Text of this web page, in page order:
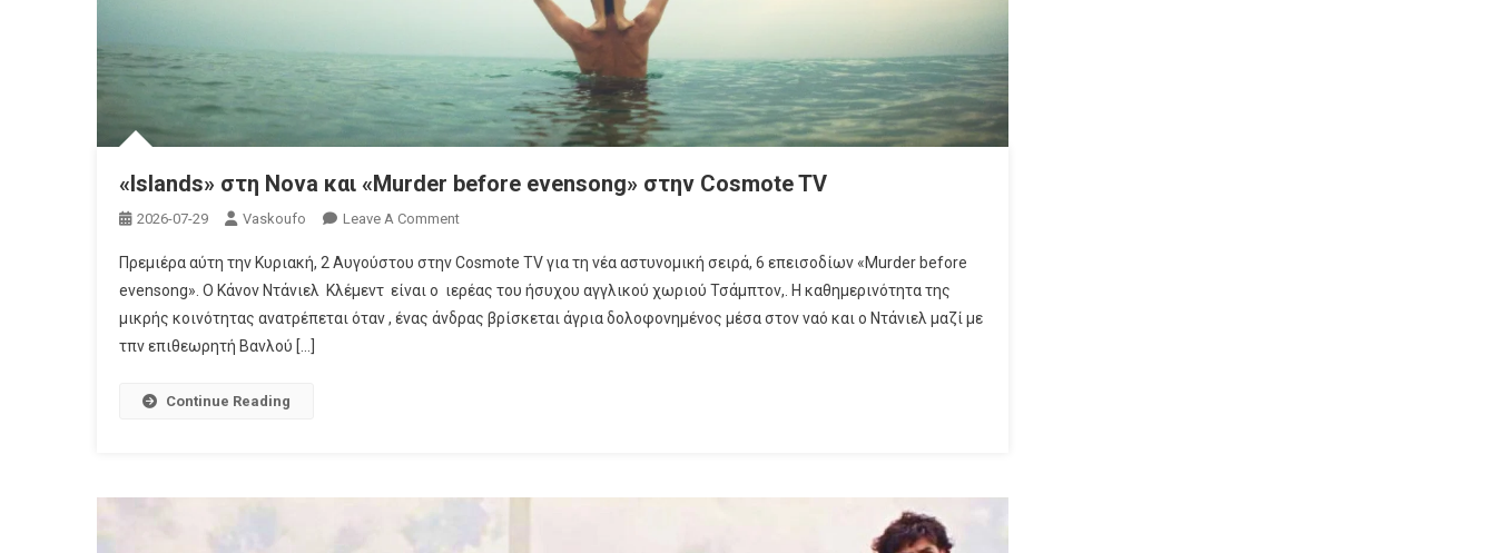
TV
«Islands» στη Nova και «Murder before evensong» στην Cosmote TV
2026-07-29 Vaskoufo Leave A CommentOn
Στη
Nova
Και
Πρεμιέρα αύτη την Κυριακή, 2 Αυγούστου στην Cosmote TV για τη νέα αστυνομική σειρά, 6 επεισοδίων «Murder before
evensong». Ο Κάνον Ντάνιελ Κλέμεντ είναι ο ιερέας του ήσυχου αγγλικού χωριού Τσάμπτον,. Η καθημερινότητα της
μικρής κοινότητας ανατρέπεται όταν , ένας άνδρας βρίσκεται άγρια δολοφονημένος μέσα στον ναό και ο Ντάνιελ μαζί με
τπν επιθεωρητή Βανλού […]
Continue Reading